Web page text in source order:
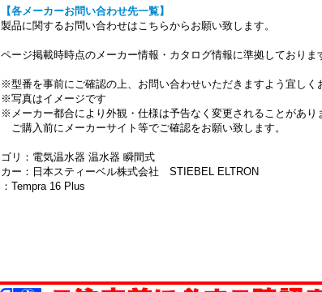
【各メーカーお問い合わせ先一覧】
に関するお問い合わせはこちらからお願い致します。
ジ掲載時時点のメーカー情報・カタログ情報に準拠しておりま
番を事前にご確認の上、お問い合わせいただきますよう宜しく
真はイメージです
ーカー都合により外観・仕様は予告なく変更されることがあり
入前にメーカーサイト等でご確認をお願い致します。
リ：電気温水器 温水器 瞬間式
カー：日本スティーベル株式会社 STIEBEL ELTRON
Tempra 16 Plus